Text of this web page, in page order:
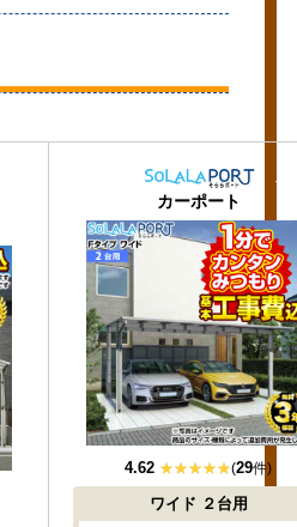
カーポート
4.62 (29件)
ワイド ２台用